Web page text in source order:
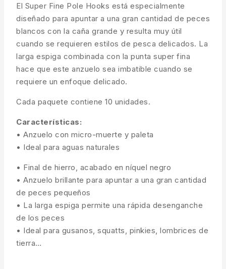
El Super Fine Pole Hooks está especialmente
diseñado para apuntar a una gran cantidad de peces
blancos con la caña grande y resulta muy útil
cuando se requieren estilos de pesca delicados. La
larga espiga combinada con la punta super fina
hace que este anzuelo sea imbatible cuando se
requiere un enfoque delicado.
Cada paquete contiene 10 unidades.
Características:
• Anzuelo con micro-muerte y paleta
• Ideal para aguas naturales
• Final de hierro, acabado en níquel negro
• Anzuelo brillante para apuntar a una gran cantidad
de peces pequeños
• La larga espiga permite una rápida desenganche
de los peces
• Ideal para gusanos, squatts, pinkies, lombrices de
tierra…